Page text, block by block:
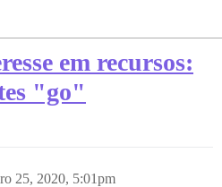
em recursos:
"go"
25, 2020, 5:01pm